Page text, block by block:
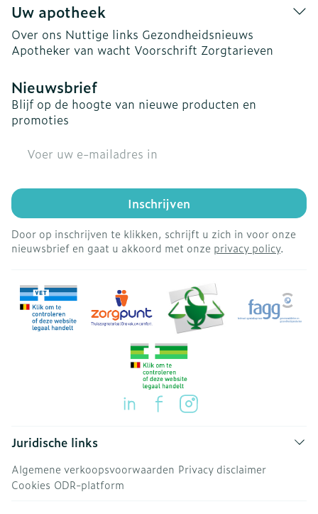
Uw apotheek
Over ons Nuttige links Gezondheidsnieuws
Apotheker van wacht Voorschrift Zorgtarieven
Nieuwsbrief
Blijf op de hoogte van nieuwe producten en
promoties
Inschrijven
Door op inschrijven te klikken, schrijft u zich in voor onze
nieuwsbrief en gaat u akkoord met onze privacy policy.
Juridische links
Algemene verkoopsvoorwaarden Privacy disclaimer
Cookies ODR-platform